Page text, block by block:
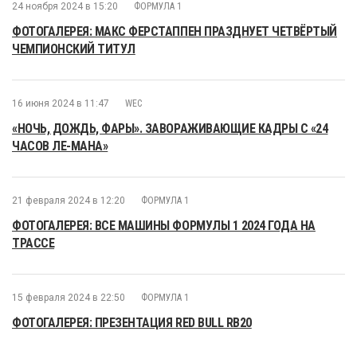
24 ноября 2024 в 15:20 ФОРМУЛА 1
ФОТОГАЛЕРЕЯ: МАКС ФЕРСТАППЕН ПРАЗДНУЕТ ЧЕТВЁРТЫЙ
ЧЕМПИОНСКИЙ ТИТУЛ
16 июня 2024 в 11:47 WEC
«НОЧЬ, ДОЖДЬ, ФАРЫ». ЗАВОРАЖИВАЮЩИЕ КАДРЫ С «24
ЧАСОВ ЛЕ-МАНА»
21 февраля 2024 в 12:20 ФОРМУЛА 1
ФОТОГАЛЕРЕЯ: ВСЕ МАШИНЫ ФОРМУЛЫ 1 2024 ГОДА НА
ТРАССЕ
15 февраля 2024 в 22:50 ФОРМУЛА 1
ФОТОГАЛЕРЕЯ: ПРЕЗЕНТАЦИЯ RED BULL RB20